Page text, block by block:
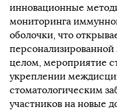
инновационные
мониторинга
оболочки, что
целом, мероприятие
укреплении
стоматологическим
участников на новые